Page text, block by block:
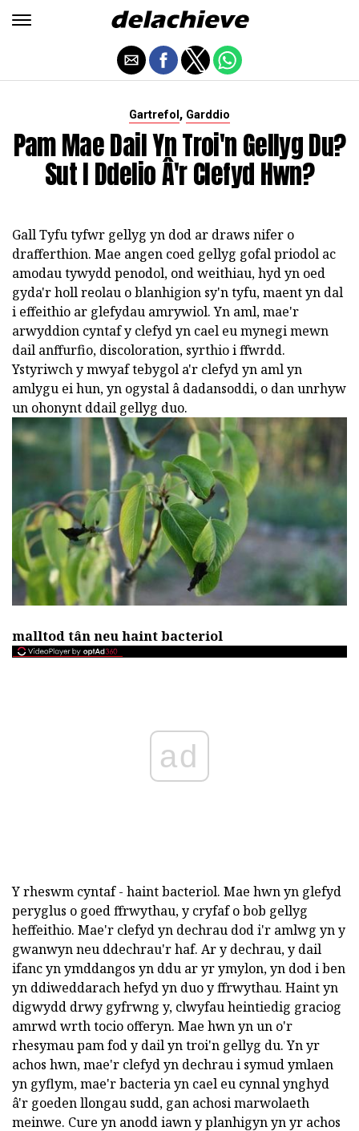
Gartrefol , Garddio
Pam Mae Dail Yn Troi'n Gellyg Du?
Sut I Ddelio Â'r Clefyd Hwn?
Gall Tyfu tyfwr gellyg yn dod ar draws nifer o
drafferthion. Mae angen coed gellyg gofal priodol ac
amodau tywydd penodol, ond weithiau, hyd yn oed
gyda'r holl reolau o blanhigion sy'n tyfu, maent yn dal
i effeithio ar glefydau amrywiol. Yn aml, mae'r
arwyddion cyntaf y clefyd yn cael eu mynegi mewn
dail anffurfio, discoloration, syrthio i ffwrdd.
Ystyriwch y mwyaf tebygol a'r clefyd yn aml yn
amlygu ei hun, yn ogystal â dadansoddi, o dan unrhyw
un ohonynt ddail gellyg duo.
malltod tân neu haint bacteriol
ad
Y rheswm cyntaf - haint bacteriol. Mae hwn yn glefyd
peryglus o goed ffrwythau, y cryfaf o bob gellyg
heffeithio. Mae'r clefyd yn dechrau dod i'r amlwg yn y
gwanwyn neu ddechrau'r haf. Ar y dechrau, y dail
ifanc yn ymddangos yn ddu ar yr ymylon, yn dod i ben
yn ddiweddarach hefyd yn duo y ffrwythau. Haint yn
digwydd drwy gyfrwng y, clwyfau heintiedig graciog
amrwd wrth tocio offeryn. Mae hwn yn un o'r
rhesymau pam fod y dail yn troi'n gellyg du. Yn yr
achos hwn, mae'r clefyd yn dechrau i symud ymlaen
yn gyflym, mae'r bacteria yn cael eu cynnal ynghyd
â'r goeden llongau sudd, gan achosi marwolaeth
meinwe. Cure yn anodd iawn y planhigyn yn yr achos